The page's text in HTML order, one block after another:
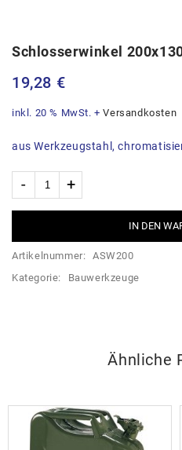
Schlosserwinkel
19,28 €
inkl. 20 % MwSt. +Versandkosten
aus Werkzeugstahl,
IN DEN
Artikelnummer: ASW200
Kategorie:
Bauwerkzeuge
Ähnliche